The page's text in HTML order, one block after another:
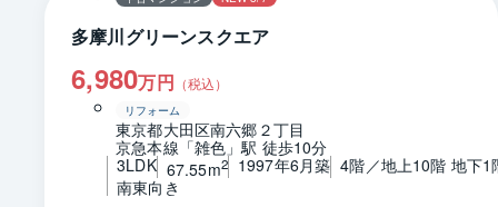
多摩川グリーンスクエア
6,980万円 （税込）
リフォーム
東京都大田区南六郷２丁目
京急本線「雑色」駅 徒歩10分
3LDK 67.55m2 1997年6月築 4階／地上10階 地下1
南東向き